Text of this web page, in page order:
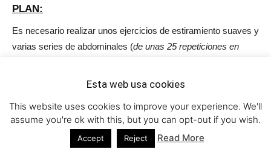
PLAN:
Es necesario realizar unos ejercicios de estiramiento suaves y
varias series de abdominales (de unas 25 repeticiones en
Los ritmos de los rodajes deben oscilar entre 6’00» y 5’00» por
km en las semanas en las que hay cuestas y muchas pesas.
En las semanas centrales del plan serían de 5’45» a 4’50» y
Esta web usa cookies
This website uses cookies to improve your experience. We'll
assume you're ok with this, but you can opt-out if you wish.
Accept Reject Read More